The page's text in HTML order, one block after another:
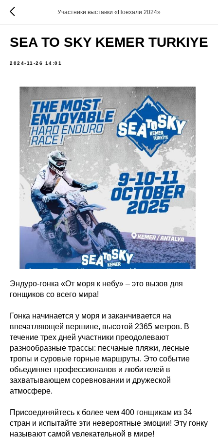
Участники выставки «Поехали 2024»
SEA TO SKY KEMER TURKIYE
2024-11-26 14:01
Эндуро-гонка «От моря к небу» – это вызов для
гонщиков со всего мира!
Гонка начинается у моря и заканчивается на
впечатляющей вершине, высотой 2365 метров. В
течение трех дней участники преодолевают
разнообразные трассы: песчаные пляжи, лесные
тропы и суровые горные маршруты. Это событие
объединяет профессионалов и любителей в
захватывающем соревновании и дружеской
атмосфере.
Присоединяйтесь к более чем 400 гонщикам из 34
стран и испытайте эти невероятные эмоции! Эту гонку
называют самой увлекательной в мире!